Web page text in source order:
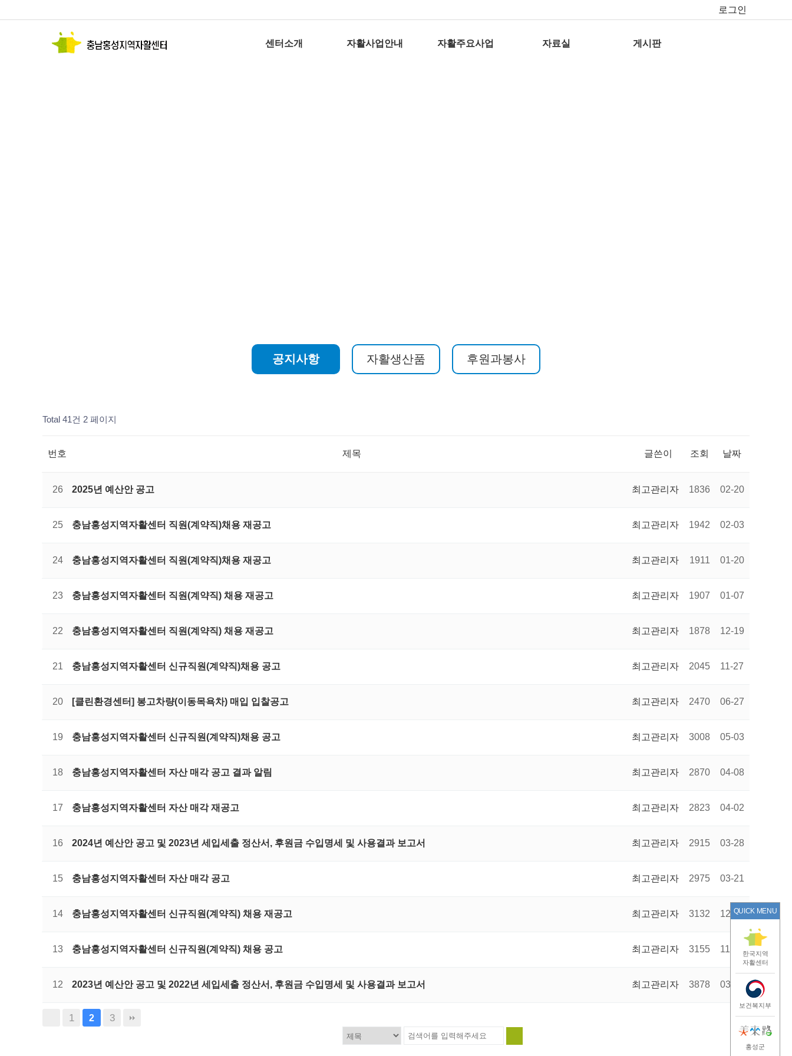
로그인
센터소개 자활사업안내 자활주요사업 자료실 게시판
공지사항 자활생산품 후원과봉사
Total 41건 2 페이지
번호 제목 글쓴이 조회 날짜
26 2025년 예산안 공고 최고관리자 1836 02-20
25 충남홍성지역자활센터 직원(계약직)채용 재공고 최고관리자 1942 02-03
24 충남홍성지역자활센터 직원(계약직)채용 재공고 최고관리자 1911 01-20
23 충남홍성지역자활센터 직원(계약직) 채용 재공고 최고관리자 1907 01-07
22 충남홍성지역자활센터 직원(계약직) 채용 재공고 최고관리자 1878 12-19
21 충남홍성지역자활센터 신규직원(계약직)채용 공고 최고관리자 2045 11-27
20 [클린환경센터] 봉고차량(이동목욕차) 매입 입찰공고 최고관리자 2470 06-27
19 충남홍성지역자활센터 신규직원(계약직)채용 공고 최고관리자 3008 05-03
18 충남홍성지역자활센터 자산 매각 공고 결과 알림 최고관리자 2870 04-08
17 충남홍성지역자활센터 자산 매각 재공고 최고관리자 2823 04-02
16 2024년 예산안 공고 및 2023년 세입세출 정산서, 후원금 수입명세 및 사용결과 보고서 최고관리자 2915 03-28
15 충남홍성지역자활센터 자산 매각 공고 최고관리자 2975 03-21
14 충남홍성지역자활센터 신규직원(계약직) 채용 재공고 최고관리자 3132 12-13
13 충남홍성지역자활센터 신규직원(계약직) 채용 공고 최고관리자 3155 11-06
12 2023년 예산안 공고 및 2022년 세입세출 정산서, 후원금 수입명세 및 사용결과 보고서 최고관리자 3878 03-08
1 2 3
QUICK MENU
한국지역
자활센터
보건복지부
홍성군